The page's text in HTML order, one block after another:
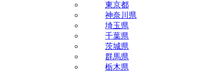
東京都
神奈川県
埼玉県
千葉県
茨城県
群馬県
栃木県